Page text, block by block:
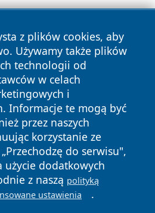
z plików cookies, aby
Używamy także plików
technologii od
w celach
i
Informacje te mogą być
przez naszych
korzystanie ze
do serwisu",
użycie dodatkowych
z naszą polityką
ustawienia .
Wszystkie prawa
Polityka
Cookies